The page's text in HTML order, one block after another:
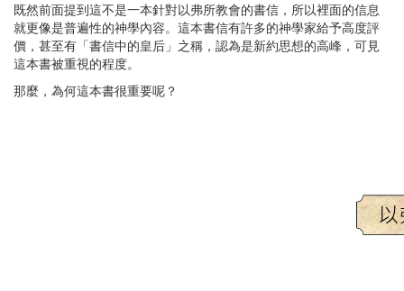
既然前面提到這不是一本針對以弗所教會的書信，所以裡面的信息
就更像是普遍性的神學內容。這本書信有許多的神學家給予高度評
價，甚至有「書信中的皇后」之稱，認為是新約思想的高峰，可見
這本書被重視的程度。
那麼，為何這本書很重要呢？